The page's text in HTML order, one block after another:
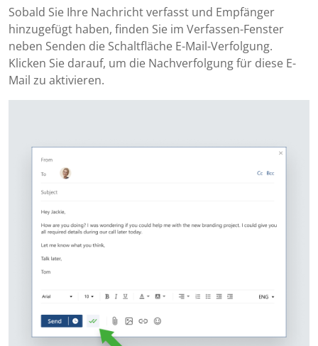
Sobald Sie Ihre Nachricht verfasst und Empfänger
hinzugefügt haben, finden Sie im Verfassen-Fenster
neben Senden die Schaltfläche E-Mail-Verfolgung.
Klicken Sie darauf, um die Nachverfolgung für diese E-
Mail zu aktivieren.